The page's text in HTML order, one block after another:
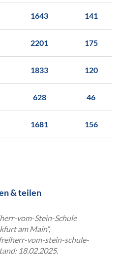
1643 141
2201 175
1833 120
628 46
1681 156
& teilen
vom-Stein-Schule
am Main“,
vom-stein-schule-
18.02.2025.